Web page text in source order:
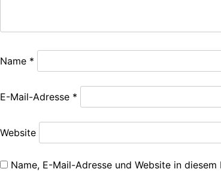
Name *
E-Mail-Adresse *
Website
Name, E-Mail-Adresse und Website in